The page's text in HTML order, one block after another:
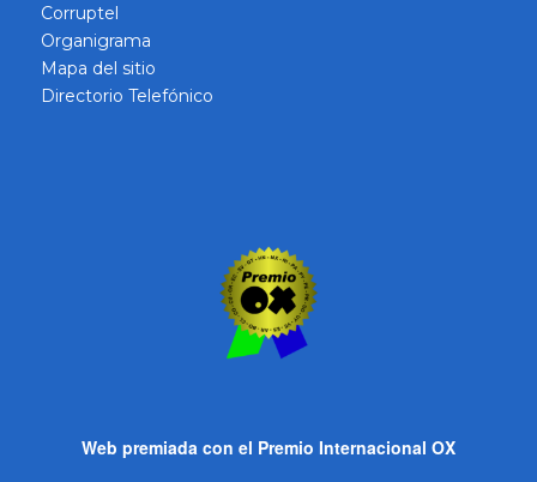
Corruptel
Organigrama
Mapa del sitio
Directorio Telefónico
Web premiada con el Premio Internacional OX